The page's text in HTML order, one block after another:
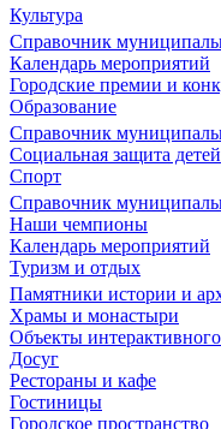
Культура
Справочник
Календарь мероприятий
Городские премии и
Образование
Справочник
Социальная защита детей
Спорт
Справочник
Наши чемпионы
Календарь мероприятий
Туризм и отдых
Памятники истории и
Храмы и монастыри
Объекты интерактивного
Досуг
Рестораны и кафе
Гостиницы
Городское пространство